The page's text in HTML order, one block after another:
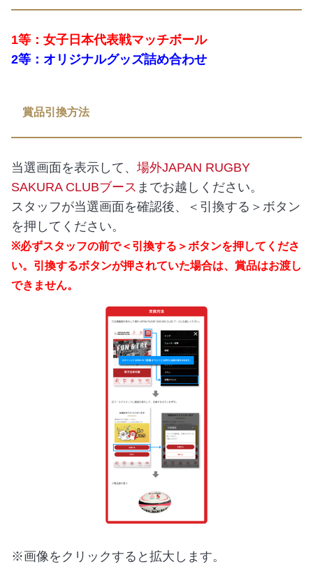
1等：女子日本代表戦マッチボール
2等：オリジナルグッズ詰め合わせ
賞品引換方法
当選画面を表示して、 場外JAPAN RUGBY
SAKURA CLUBブース までお越しください。
スタッフが当選画面を確認後、＜引換する＞ボタン
を押してください。
※必ずスタッフの前で＜引換する＞ボタンを押してくださ
い。引換するボタンが押されていた場合は、賞品はお渡し
できません。
※画像をクリックすると拡大します。